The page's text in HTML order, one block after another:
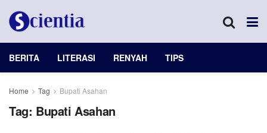
BERITA LITERASI RENYAH TIPS
Home Tag Bupati Asahan
Tag: Bupati Asahan